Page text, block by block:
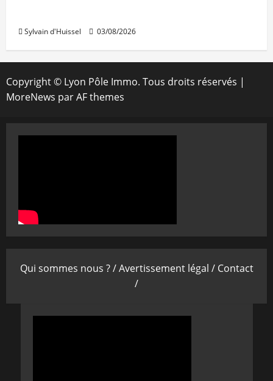
Sylvain d'Huissel 03/08/2026
Copyright © Lyon Pôle Immo. Tous droits réservés |
MoreNews par AF themes
Qui sommes nous ? /Avertissement légal / Contact
/